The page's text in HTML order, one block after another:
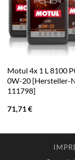
Motul 4x 1 L 8100
0W-20 [Hersteller-
111798]
71,71€